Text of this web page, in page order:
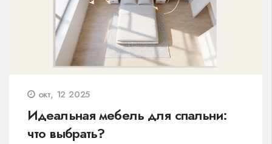
окт, 12 2025
Идеальная мебель для спальни:
что выбрать?